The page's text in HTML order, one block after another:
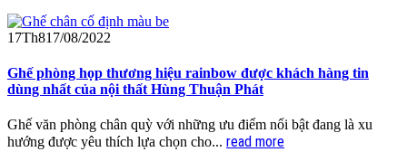
17Th817/08/2022
Ghế phòng họp thương hiệu rainbow được khách hàng tin
dùng nhất của nội thất Hùng Thuận Phát
Ghế văn phòng chân quỳ với những ưu điểm nổi bật đang là xu
hướng được yêu thích lựa chọn cho... read more